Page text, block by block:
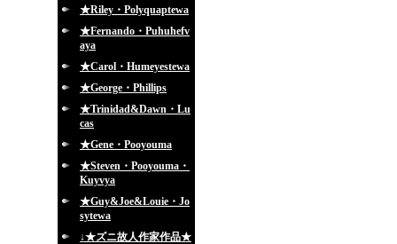
★Riley・Polyquaptewa
★Fernando・Puhuhefv
aya
★Carol・Humeyestewa
★George・Phillips
★Trinidad&Dawn・Lu
cas
★Gene・Pooyouma
★Steven・Pooyouma・
Kuyvya
★Guy&Joe&Louie・Jo
sytewa
↓★ズニ故人作家作品★